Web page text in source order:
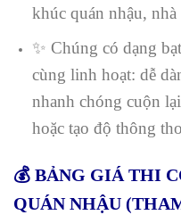
khúc quán nhậu,
✨ Chúng có dạng
cùng linh hoạt: dễ
nhanh chóng cuộn
hoặc tạo độ thông
💰 BẢNG GIÁ THI
QUÁN NHẬU